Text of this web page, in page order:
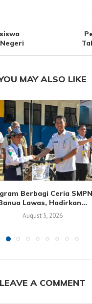
MAY ALSO LIKE
Berbagi Ceria
Lawas, Hadirkan...
August 5, 2026
LEAVE A COMMENT